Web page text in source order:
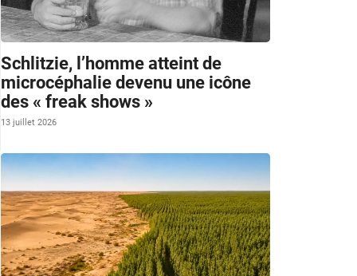
Schlitzie, l’homme atteint de
microcéphalie devenu une icône
des « freak shows »
13 juillet 2026